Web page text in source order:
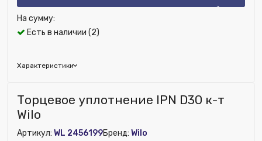
Есть в наличии (2)
Характеристики
На сумму:
Бренд:
Исключить из публикации на веб-витрине mag1c:
Торцевое уплотнение IPN D30 к-т
Wilo
Артикул: WL 2456199Бренд: Wilo